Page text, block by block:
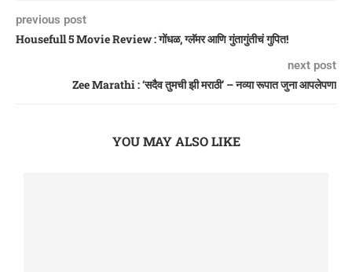
previous post
Housefull 5 Movie Review : गोंधळ, ग्लॅमर आणि गुंतागुंतीचं गुपित!
next post
Zee Marathi : ‘सदैव तुमची झी मराठी’ – नव्या रूपात जुना आपलेपणा
YOU MAY ALSO LIKE